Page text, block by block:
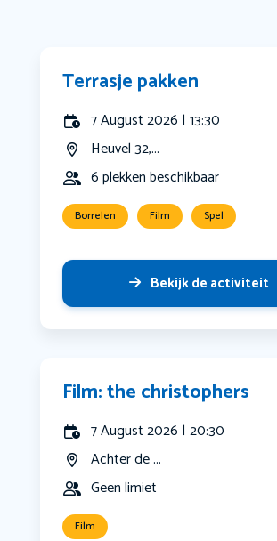
Terrasje pakken
7 August 2026 | 13:30
Heuvel 32,...
6 plekken beschikbaar
Borrelen Film Spel
Bekijk de activiteit
Film: the christophers
7 August 2026 | 20:30
Achter de ...
Geen limiet
Film